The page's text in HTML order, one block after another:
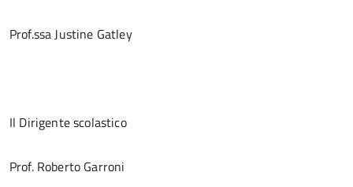
Prof.ssa Justine Gatley
Il Dirigente scolastico
Prof. Roberto Garroni